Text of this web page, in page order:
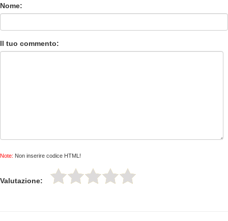
Nome:
Il tuo commento:
Note: Non inserire codice HTML!
Valutazione: